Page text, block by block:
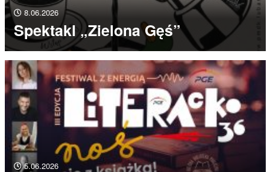
8.06.2026
Spektakl „Zielona Gęś”
5.06.2026